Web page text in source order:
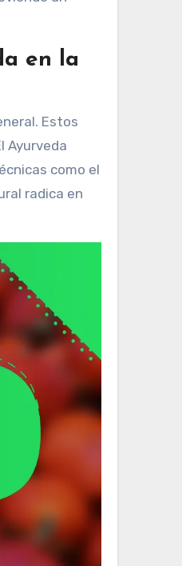
en la
Estos
Ayurveda
como el
radica en